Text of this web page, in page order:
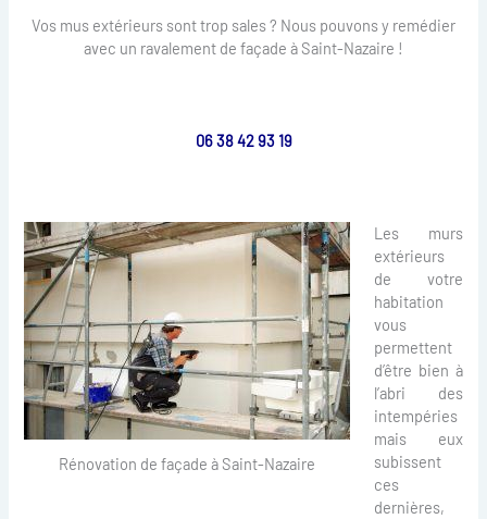
Vos mus extérieurs sont trop sales ? Nous pouvons y remédier
avec un ravalement de façade à Saint-Nazaire !
06 38 42 93 19
Rénovation de façade à Saint-Nazaire
Les murs
extérieurs
de votre
habitation
vous
permettent
d’être bien à
l’abri des
intempéries
mais eux
subissent
ces
dernières,